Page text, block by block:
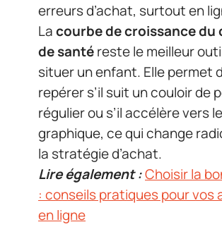
erreurs d’achat, surtout en
Lacourbe de croissance du
de santéreste le meilleur
situer un enfant. Elle permet
repérer s’il suit un couloir de
régulier ou s’il accélère vers
graphique, ce qui change
la stratégie d’achat.
Lire également :Choisir la
: conseils pratiques pour vos
en ligne